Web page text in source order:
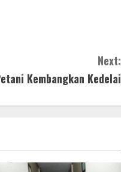
Next:
Kembangkan Kedelai